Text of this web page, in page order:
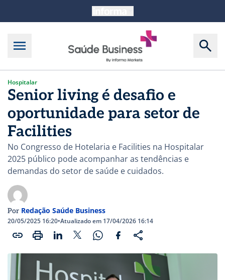
Hospitalar
Senior living é desafio e
oportunidade para setor de
Facilities
No Congresso de Hotelaria e Facilities na Hospitalar
2025 público pode acompanhar as tendências e
demandas do setor de saúde e cuidados.
Por Redação Saúde Business
20/05/2025 16:20•Atualizado em 17/04/2026 16:14